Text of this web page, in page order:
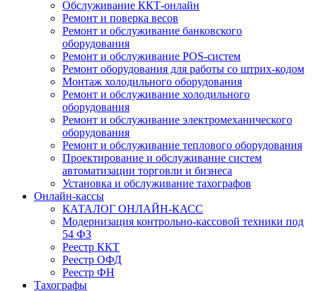
Обслуживание ККТ-онлайн
Ремонт и поверка весов
Ремонт и обслуживание банковского
оборудования
Ремонт и обслуживание POS-систем
Ремонт оборудования для работы со штрих-кодом
Монтаж холодильного оборудования
Ремонт и обслуживание холодильного
оборудования
Ремонт и обслуживание электромеханического
оборудования
Ремонт и обслуживание теплового оборудования
Проектирование и обслуживание систем
автоматизации торговли и бизнеса
Установка и обслуживание тахографов
Онлайн-кассы
КАТАЛОГ ОНЛАЙН-КАСС
Модернизация контрольно-кассовой техники под
54 ФЗ
Реестр ККТ
Реестр ОФД
Реестр ФН
Тахографы